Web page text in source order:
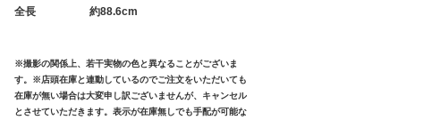
全長 約88.6cm
※撮影の関係上、若干実物の色と異なることがございま
す。※店頭在庫と連動しているのでご注文をいただいても
在庫が無い場合は大変申し訳ございませんが、キャンセル
とさせていただきます。表示が在庫無しでも手配が可能な